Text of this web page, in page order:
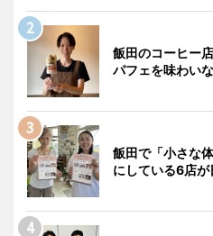
飯田のコーヒー
パフェを味わい
飯田で「小さな
にしている6店